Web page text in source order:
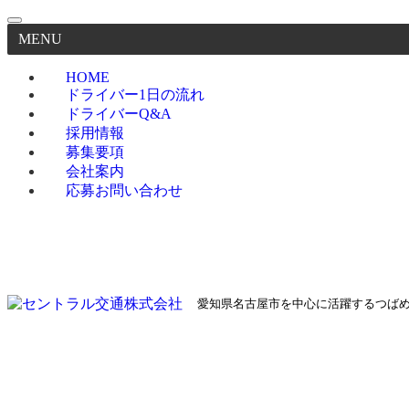
MENU
HOME
ドライバー1日の流れ
ドライバーQ&A
採用情報
募集要項
会社案内
応募お問い合わせ
愛知県名古屋市を中心に活躍するつば